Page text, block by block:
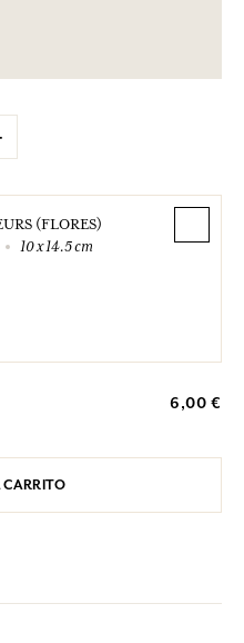
(FLORES)
10 x 14.5 cm
6,00 €